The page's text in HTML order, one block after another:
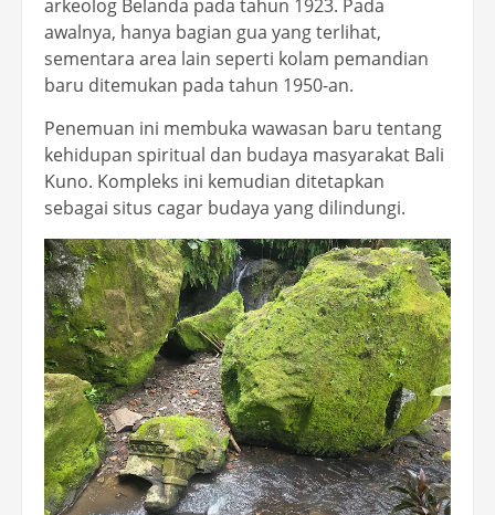
arkeolog Belanda pada tahun 1923. Pada
awalnya, hanya bagian gua yang terlihat,
sementara area lain seperti kolam pemandian
baru ditemukan pada tahun 1950-an.
Penemuan ini membuka wawasan baru tentang
kehidupan spiritual dan budaya masyarakat Bali
Kuno. Kompleks ini kemudian ditetapkan
sebagai situs cagar budaya yang dilindungi.